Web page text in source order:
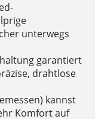
unterwegs
garantiert
drahtlose
kannst
Komfort auf